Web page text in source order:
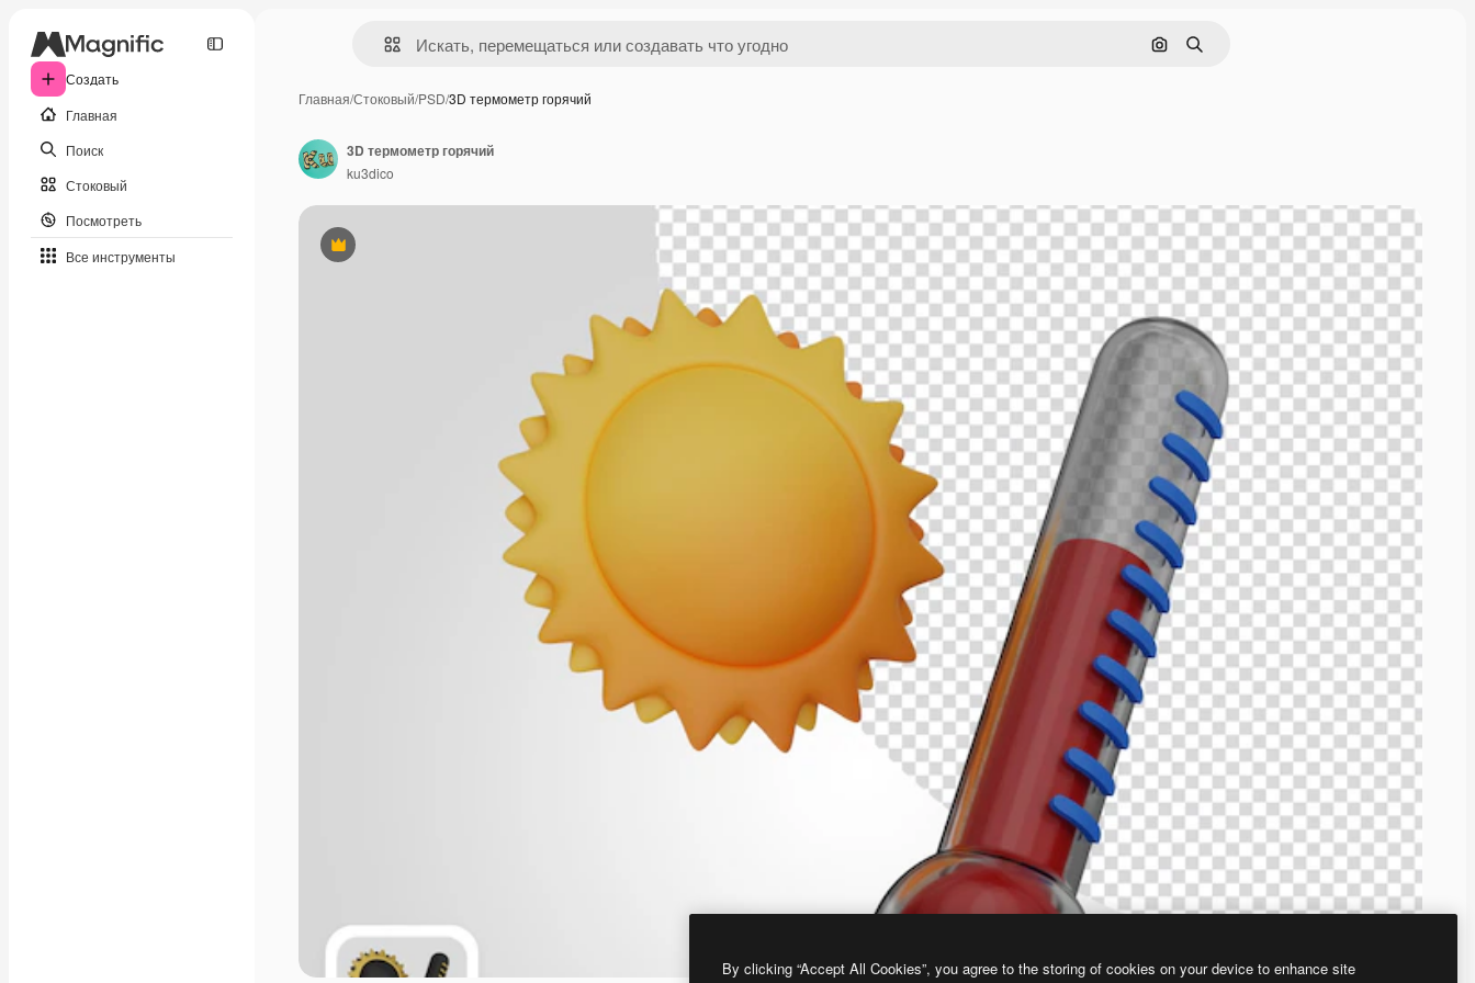
Создать
Главная
Поиск
Стоковый
Посмотреть
Все инструменты
Поиск по изображению
Поиск
Главная/Стоковый/PSD/3D термометр горячий
Премиум
3D термометр горячий
ku3dico
By clicking “Accept All Cookies”, you agree to the storing of cookies on your device to enhance site